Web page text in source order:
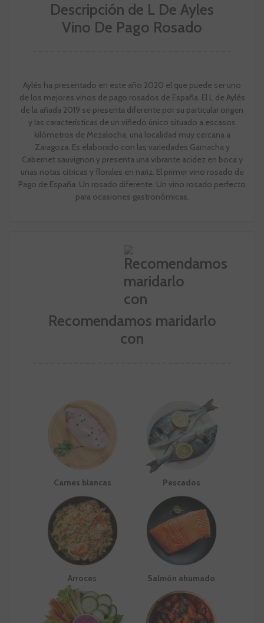
Descripción de L De Ayles
Vino De Pago Rosado
Aylés ha presentado en este año 2020 el que puede ser uno
de los mejores vinos de pago rosados de España. El L de Aylés
de la añada 2019 se presenta diferente por su particular origen
y las características de un viñedo único situado a escasos
kilómetros de Mezalocha, una localidad muy cercana a
Zaragoza. Es elaborado con las variedades Garnacha y
Cabernet sauvignon y presenta una vibrante acidez en boca y
unas notas cítricas y florales en nariz. El primer vino rosado de
Pago de España. Un rosado diferente. Un vino rosado perfecto
para ocasiones gastronómicas.
Recomendamos maridarlo
con
Carnes blancas Pescados
Arroces Salmón ahumado